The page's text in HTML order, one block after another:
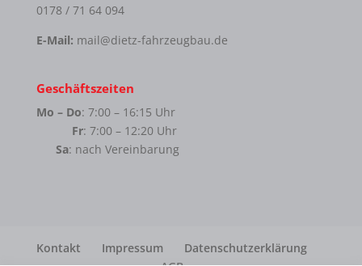
0178 / 71 64 094
E-Mail: mail@dietz-fahrzeugbau.de
Geschäftszeiten
Mo – Do: 7:00 – 16:15 Uhr
Fr: 7:00 – 12:20 Uhr
Sa: nach Vereinbarung
Kontakt Impressum
Datenschutzerklärung